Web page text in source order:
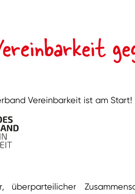
Vereinbarkeit ist am Start!